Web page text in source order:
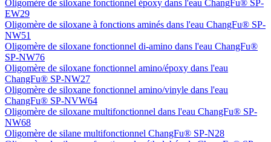
Oligomère de siloxane fonctionnel époxy dans l'eau ChangFu® SP-
EW29
Oligomère de siloxane à fonctions aminés dans l'eau ChangFu® SP-
NW51
Oligomère de siloxane fonctionnel di-amino dans l'eau ChangFu®
SP-NW76
Oligomère de siloxane fonctionnel amino/époxy dans l'eau
ChangFu® SP-NW27
Oligomère de siloxane fonctionnel amino/vinyle dans l'eau
ChangFu® SP-NVW64
Oligomère de siloxane multifonctionnel dans l'eau ChangFu® SP-
NW68
Oligomère de silane multifonctionnel ChangFu® SP-N28